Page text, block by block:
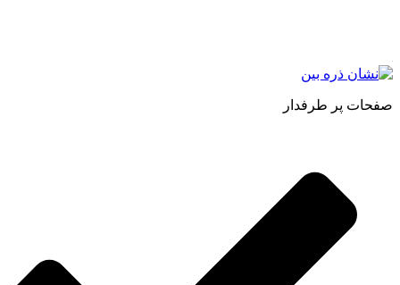
صفحات پر طرفدار